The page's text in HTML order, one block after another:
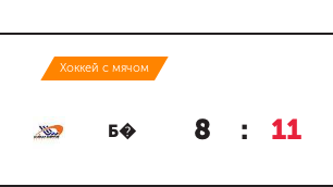
Хоккей с мячом
Б� 8 : 11